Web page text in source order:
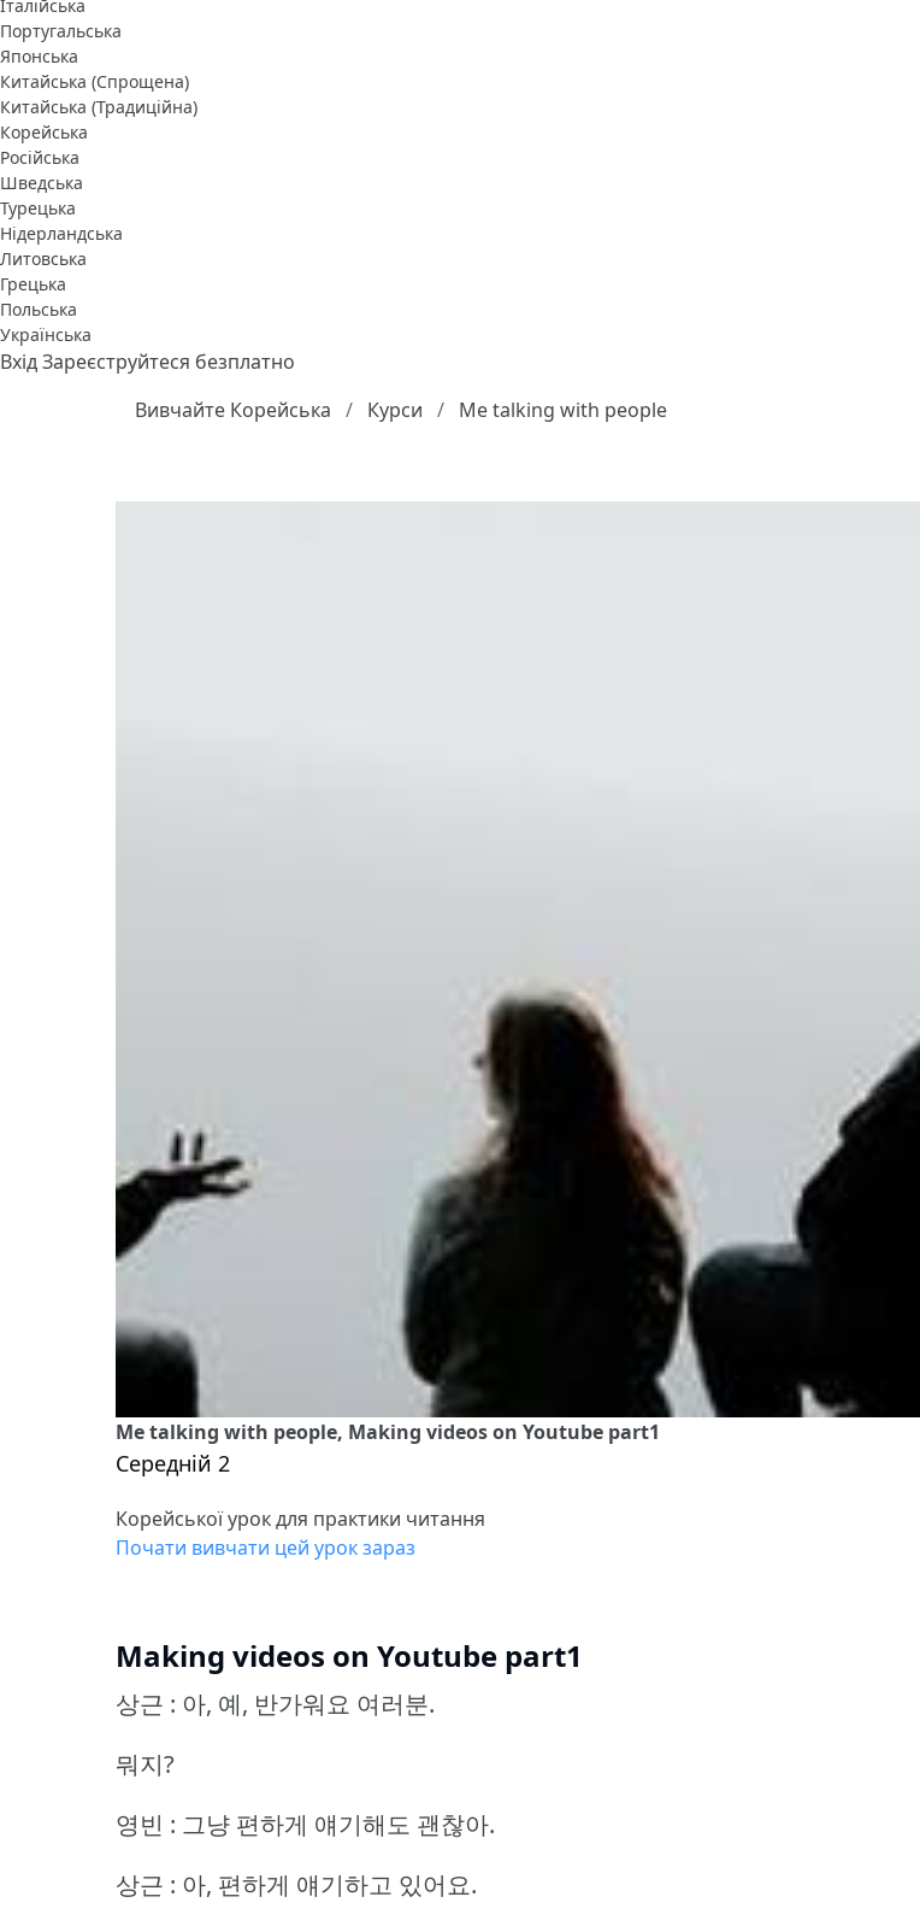
Італійська
Португальська
Японська
Китайська (Спрощена)
Китайська (Традиційна)
Корейська
Російська
Шведська
Турецька
Нідерландська
Литовська
Грецька
Польська
Українська
ВхідЗареєструйтеся безплатно
Вивчайте Корейська
Курси Me talking with people
Me talking with people, Making videos on Youtube part1
Середній 2
Корейської урок для практики читання
Почати вивчати цей урок зараз
Making videos on Youtube part1
상근 : 아, 예, 반가워요 여러분.
뭐지?
영빈 : 그냥 편하게 얘기해도 괜찮아.
상근 : 아, 편하게 얘기하고 있어요.